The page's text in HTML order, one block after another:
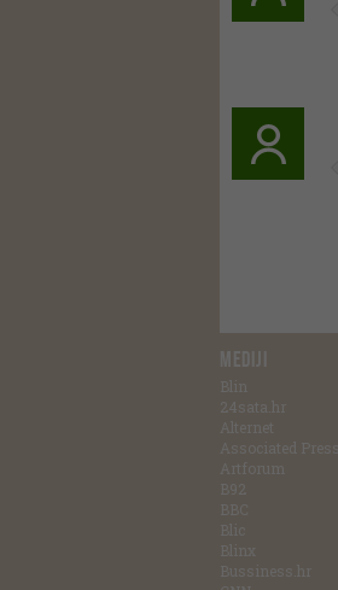
MEDIJI
Blin
24sata.hr
Alternet
Associated Press
Artforum
B92
BBC
Blic
Blinx
Bussiness.hr